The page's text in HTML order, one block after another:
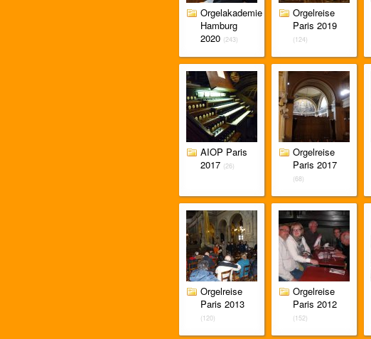
Orgelakademie
Hamburg
2020 (243)
Orgelreise
Paris 2019
(124)
AIOP Paris
2017 (26)
Orgelreise
Paris 2017
(68)
Orgelreise
Paris 2013
(120)
Orgelreise
Paris 2012
(152)